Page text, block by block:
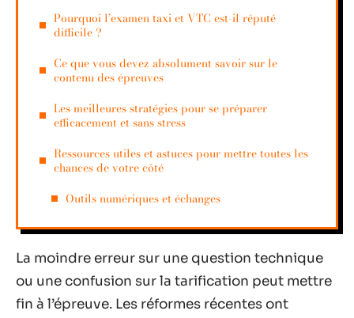
Pourquoi l’examen taxi et VTC est-il réputé
difficile ?
Ce que vous devez absolument savoir sur le
contenu des épreuves
Les meilleures stratégies pour se préparer
efficacement et sans stress
Ressources utiles et astuces pour mettre toutes les
chances de votre côté
Outils numériques et échanges
La moindre erreur sur une question technique
ou une confusion sur la tarification peut mettre
fin à l’épreuve. Les réformes récentes ont